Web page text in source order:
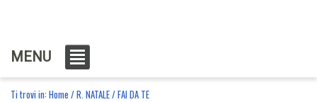
MENU
Ti trovi in: Home /R. NATALE/FAI DA TE